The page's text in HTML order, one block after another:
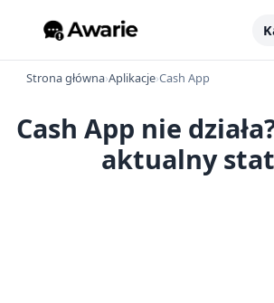
Strona główna›Aplikacje›Cash App
Cash App nie
aktualny